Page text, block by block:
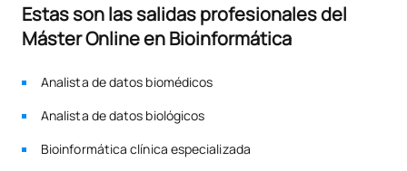
Estas son las salidas profesionales del
Máster Online en Bioinformática
Analista de datos biomédicos
Analista de datos biológicos
Bioinformática clínica especializada